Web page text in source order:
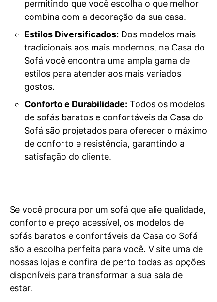
permitindo que você escolha o que melhor
combina com a decoração da sua casa.
Estilos Diversificados: Dos modelos mais
tradicionais aos mais modernos, na Casa do
Sofá você encontra uma ampla gama de
estilos para atender aos mais variados
gostos.
Conforto e Durabilidade: Todos os modelos
de sofás baratos e confortáveis da Casa do
Sofá são projetados para oferecer o máximo
de conforto e resistência, garantindo a
satisfação do cliente.
Se você procura por um sofá que alie qualidade,
conforto e preço acessível, os modelos de
sofás baratos e confortáveis da Casa do Sofá
são a escolha perfeita para você. Visite uma de
nossas lojas e confira de perto todas as opções
disponíveis para transformar a sua sala de
estar.